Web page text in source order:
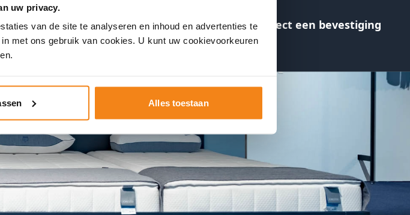
uw privacy.
van de site te analyseren en inhoud en advertenties te
met ons gebruik van cookies. U kunt uw cookievoorkeuren
Alles toestaan
een afspraak in Ontvang direct een bevestiging